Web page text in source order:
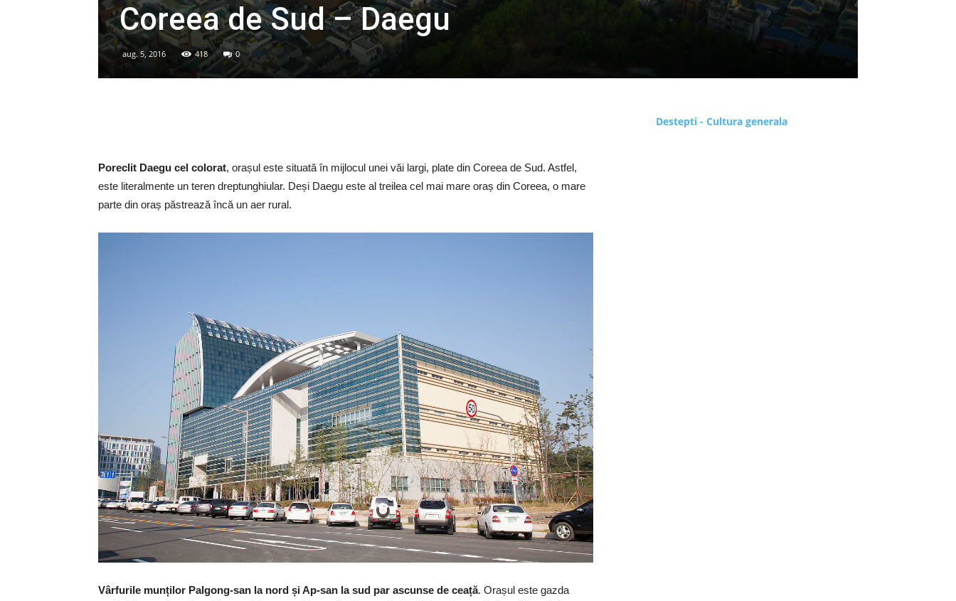
Coreea de Sud – Daegu
aug. 5, 2016 418 0
Poreclit Daegu cel colorat, orașul este situată în mijlocul unei văi largi, plate din Coreea de Sud. Astfel,
este literalmente un teren dreptunghiular. Deși Daegu este al treilea cel mai mare oraș din Coreea, o mare
parte din oraș păstrează încă un aer rural.
Vârfurile munților Palgong-san la nord și Ap-san la sud par ascunse de ceață. Orașul este gazda
Destepti - Cultura generala